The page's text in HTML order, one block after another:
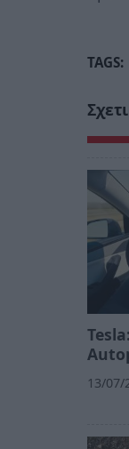
TAGS:
13/07/